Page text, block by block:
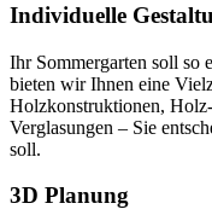
Individuelle
Ihr Sommergarten soll so
bieten wir Ihnen eine
Holzkonstruktionen,
Verglasungen – Sie
soll.
3D Planung